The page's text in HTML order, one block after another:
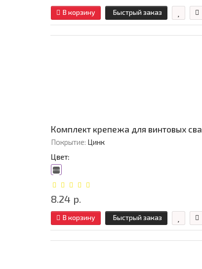
В корзину Быстрый заказ
Комплект крепежа для винтовых
Покрытие: Цинк
Цвет:
8.24 р.
В корзину Быстрый заказ